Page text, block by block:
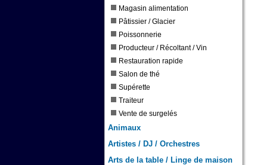
Magasin alimentation
Pâtissier / Glacier
Poissonnerie
Producteur / Récoltant / Vin
Restauration rapide
Salon de thé
Supérette
Traiteur
Vente de surgelés
Animaux
Artistes / DJ / Orchestres
Arts de la table / Linge de maison